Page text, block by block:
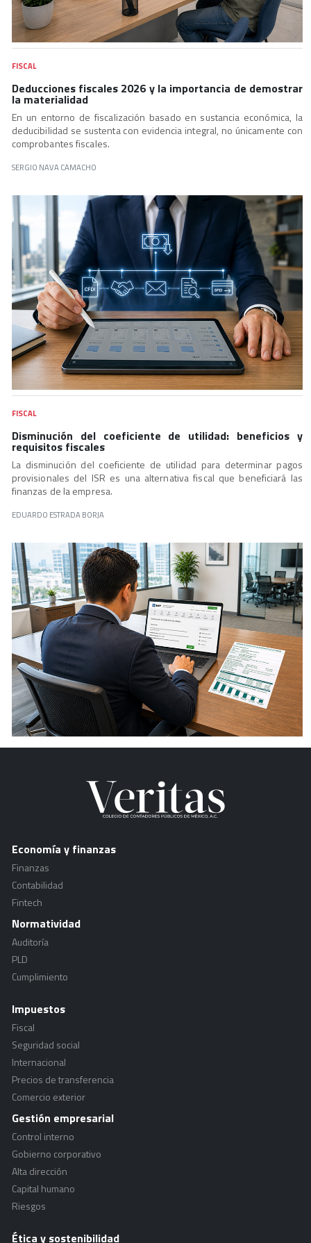
FISCAL
Deducciones fiscales 2026 y la importancia de demostrar
la materialidad
En un entorno de fiscalización basado en sustancia económica, la
deducibilidad se sustenta con evidencia integral, no únicamente con
comprobantes fiscales.
SERGIO NAVA CAMACHO
FISCAL
Disminución del coeficiente de utilidad: beneficios y
requisitos fiscales
La disminución del coeficiente de utilidad para determinar pagos
provisionales del ISR es una alternativa fiscal que beneficiará las
finanzas de la empresa.
EDUARDO ESTRADA BORJA
Economía y finanzas
Finanzas
Contabilidad
Fintech
Normatividad
Auditoría
PLD
Cumplimiento
Impuestos
Fiscal
Seguridad social
Internacional
Precios de transferencia
Comercio exterior
Gestión empresarial
Control interno
Gobierno corporativo
Alta dirección
Capital humano
Riesgos
Ética y sostenibilidad